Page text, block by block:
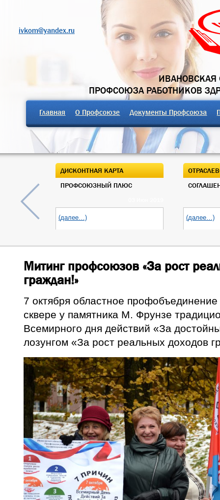
ivkom@yandex.ru
ИВАНОВСКАЯ
ПРОФСОЮЗА РАБОТНИКОВ
Главная О Профсоюзе Документы Профсоюза
ДИСКОНТНАЯ КАРТА
ПРОФСОЮЗНЫЙ ПЛЮС
(далее…) (далее…)
Митинг профсоюзов «За рост
граждан!»
7 октября областное
сквере у памятника М. Фрунзе
Всемирного дня действий «За
лозунгом «За рост реальных доходов